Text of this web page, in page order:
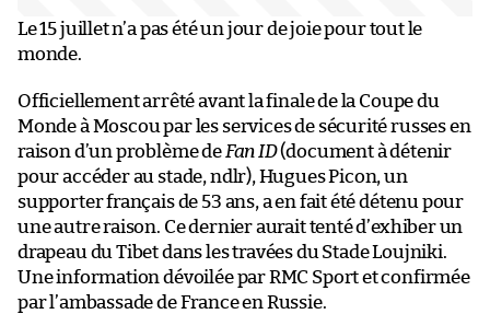
Le 15 juillet n’a pas été un jour de joie pour tout le
monde.
Officiellement arrêté avant la finale de la Coupe du
Monde à Moscou par les services de sécurité russes en
raison d’un problème de Fan ID(document à détenir
pour accéder au stade, ndlr), Hugues Picon, un
supporter français de 53 ans, a en fait été détenu pour
une autre raison. Ce dernier aurait tenté d’exhiber un
drapeau du Tibet dans les travées du Stade Loujniki.
Une information dévoilée par RMC Sport et confirmée
par l’ambassade de France en Russie.